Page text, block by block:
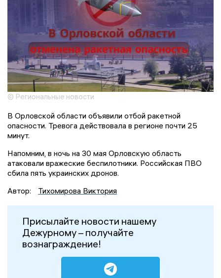
© Региональные новости
В Орловской области объявили отбой ракетной
опасности. Тревога действовала в регионе почти 25
минут.
Напомним, в ночь на 30 мая Орловскую область
атаковали вражеские беспилотники. Российская ПВО
сбила пять украинских дронов.
Автор:
Тихомирова Виктория
Присылайте новости нашему
Дежурному – получайте
вознаграждение!